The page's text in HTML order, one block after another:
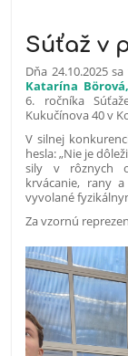
Súťaž v
Dňa 24.10.2025
Katarína
6. ročníka
Kukučínova 40 v
V silnej
hesla: „Nie je
sily v rôznych
krvácanie, rany
vyvolané
Za vzornú